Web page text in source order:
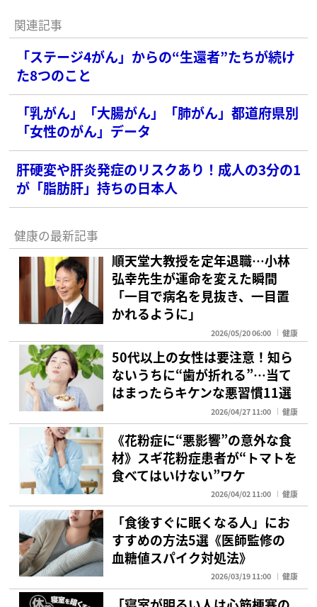
関連記事
「ステージ4がん」からの“生還者”たちが続け
た8つのこと
「乳がん」「大腸がん」「肺がん」都道府県別
「女性のがん」データ
肝硬変や肝炎発症のリスクあり！成人の3分の1
が「脂肪肝」持ちの日本人
健康の最新記事
順天堂大教授を定年退職…小林
弘幸先生が運命を変えた瞬間
「一目で病名を見抜き、一目置
かれるように」
2026/05/20 06:00 健康
50代以上の女性は要注意！知ら
ないうちに“歯が折れる”…当て
はまったらキケンな悪習慣11選
2026/04/27 11:00 健康
《花粉症に“悪影響”の意外な食
材》スギ花粉症患者が“トマトを
食べてはいけない”ワケ
2026/04/02 11:00 健康
「食後すぐに眠くなる人」にお
すすめの方法5選《医師監修の
血糖値スパイク対処法》
2026/03/19 11:00 健康